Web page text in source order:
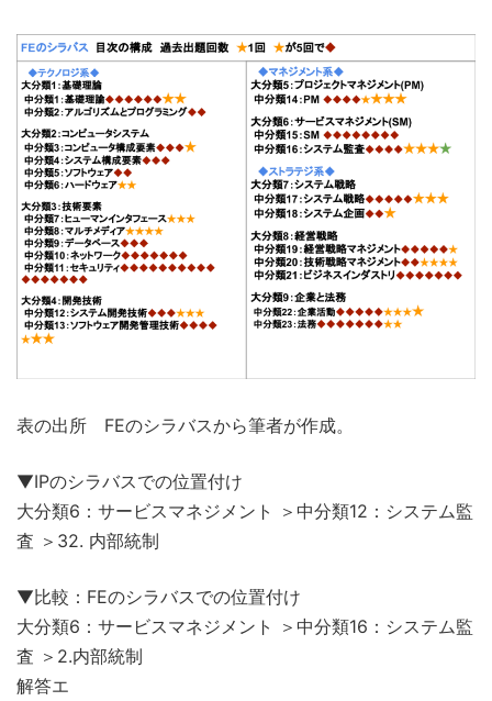
表の出所 FEのシラバスから筆者が作成。
▼IPのシラバスでの位置付け
大分類6：サービスマネジメント ＞中分類12：システム監
査 ＞32. 内部統制
▼比較：FEのシラバスでの位置付け
大分類6：サービスマネジメント ＞中分類16：システム監
査 ＞2.内部統制
解答エ